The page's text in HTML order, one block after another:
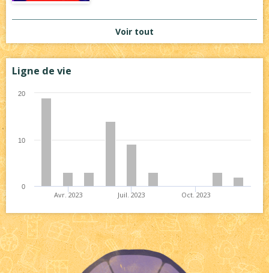
Voir tout
Ligne de vie
Avr. 2023 Juil. 2023 Oct. 2023
0
10
20